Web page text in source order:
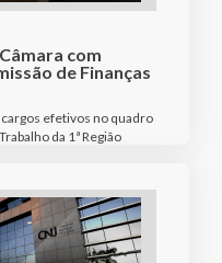
com
de Finanças
efetivos no quadro
da 1ª Região